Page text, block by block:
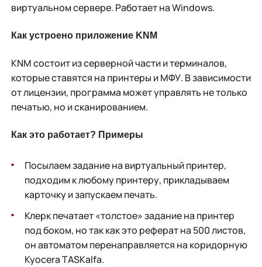
виртуальном сервере. Работает на Windows.
Как устроено приложение KNM
KNM состоит из серверной части и терминалов,
которые ставятся на принтеры и МФУ. В зависимости
от лицензии, программа может управлять не только
печатью, но и сканированием.
Как это работает? Примеры
Посылаем задание на виртуальный принтер,
подходим к любому принтеру, прикладываем
карточку и запускаем печать.
Клерк печатает «толстое» задание на принтер
под боком, но так как это реферат на 500 листов,
он автоматом перенаправляется на коридорную
Kyocera TASKalfa.